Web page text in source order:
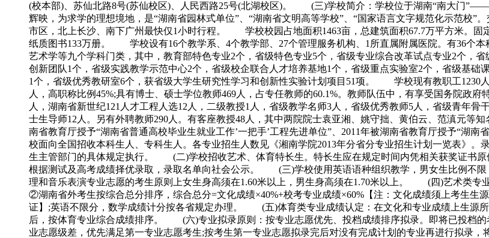
(校本部)、苏仙北路8号(苏仙校区)、人民西路25号(北湖校区)。 (三)学校简介：学校位于湖南“南大门
辉映，为求学的理想境地，是“湖南省园林式单位”、“湖南省文明高等学校”、“国家语言文字规范化示范校”
市区，北上长沙、南下广州最快仅1小时行程。 学校校园占地面积1463亩，总建筑面积67.7万平方米。固
纸质图书133万册。 学校设有16个教学系、4个教学部、27个管理服务机构、1所直属附属医院。有36个本
艺术学等九个学科门类，其中，教育部特色专业2个，省级特色专业5个，省级专业综合改革试点专业2个，
创新团队1个，省级实践教学示范中心2个，省级校企联合人才培养基地1个，省级重点实验室2个，省级基
1个，省级优秀教研室6个，获省级大学生研究性学习和创新性实验计划项目51项。 学校现有教职工1230
人，高职称比例45%;具有博士、硕士学位教师469人，占专任教师的60.1%。教师队伍中，有享受国务院政
人，湖南省新世纪121人才工程人选12人，二级教授1人，省级教学名师3人，省级优秀教师5人，省级青年
士生导师12人。另有外聘教师290人。有客座教授48人，其中两院院士袁亚湘、姚守拙、黄伯云、范滇元
南省教育厅授予“湖南省普通高校毕业生就业工作’一把手’工程先进单位”、2011年被湖南省教育厅授予
校面向全国招收本科生人、专科生人。各专业招生人数见《湘南学院2013年分省分专业招生计划一览表》
生主管部门的具体规定执行。 (二)学校招收艺术、体育特长生。特长生应在规定时间内凭相关获奖证书原
根据测试及高考成绩择优录取，录取名单向社会公示。 (三)学校使用英语语种组织教学，男女生比例不限
理和音乐表演专业志愿的考生原则上女生身高须在1.60米以上，男生身高须在1.70米以上。 (四)艺术类专
②湖南省外考生按综合总分排序，综合总分=文化成绩×40%+校考专业成绩×60%【注：文化成绩须上考生生
证】;英语不限分，数学成绩计分按各省规定办理。 (五)体育类专业成绩认定：在文化和专业成绩上生源
后，按体育专业综合成绩排序。 (六)专业拟录原则：按专业志愿优先、投档成绩排序拟录。即将已投档
业志愿级差，优先满足第一专业志愿考生;按考生第一专业志愿拟录完后对没有完成计划的专业再进行拟录